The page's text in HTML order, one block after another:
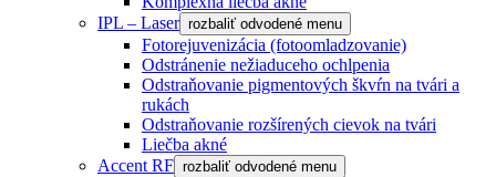
IPL – Laser rozbaliť odvodené menu
Fotorejuvenizácia (fotoomladzovanie)
Odstránenie nežiaduceho ochlpenia
Odstraňovanie pigmentových škvŕn na tvári a
rukách
Odstraňovanie rozšírených cievok na tvári
Liečba akné
Accent RF rozbaliť odvodené menu